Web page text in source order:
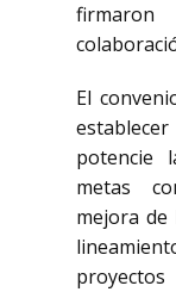
El
potencie
metas
mejora de